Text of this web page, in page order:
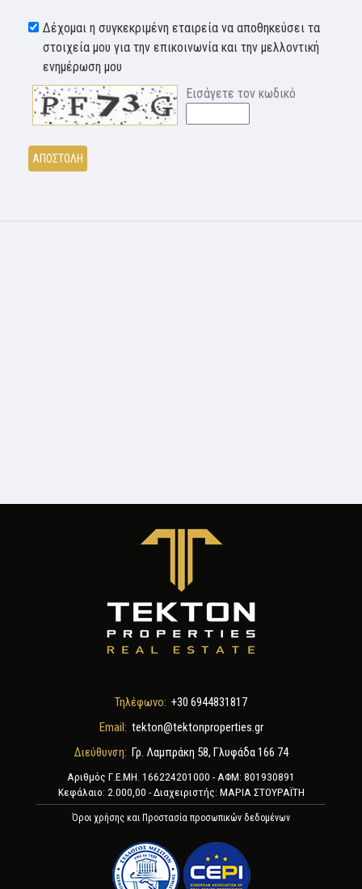
Δέχομαι η συγκεκριμένη εταιρεία να αποθηκεύσει τα
στοιχεία μου για την επικοινωνία και την μελλοντική
ενημέρωση μου
Εισάγετε τον κωδικό
ΑΠΟΣΤΟΛΗ
Τηλέφωνο: +30 6944831817
Email: tekton@tektonproperties.gr
Διεύθυνση: Γρ. Λαμπράκη 58, Γλυφάδα 166 74
Αριθμός Γ.Ε.ΜΗ. 166224201000 - ΑΦΜ: 801930891
Κεφάλαιο: 2.000,00 - Διαχειριστής: ΜΑΡΙΑ ΣΤΟΥΡΑΪΤΗ
Όροι χρήσης και Προστασία προσωπικών δεδομένων